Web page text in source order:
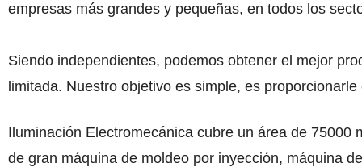
empresas más grandes y pequeñas, en todos los
Siendo independientes, podemos obtener el mejor
limitada. Nuestro objetivo es simple, es
Iluminación Electromecánica cubre un área de
de gran máquina de moldeo por inyección, máquina